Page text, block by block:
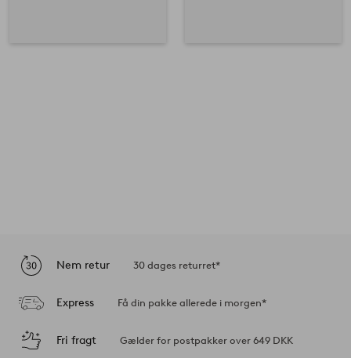
Nem retur 30 dages returret*
Express Få din pakke allerede i morgen*
Fri fragt Gælder for postpakker over 649 DKK